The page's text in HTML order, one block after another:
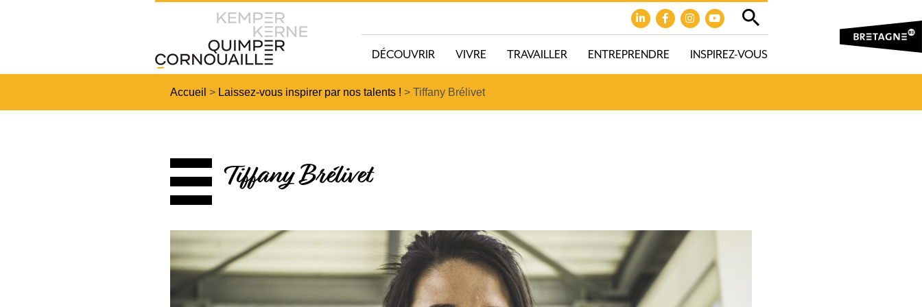
DÉCOUVRIR VIVRE TRAVAILLER ENTREPRENDRE INSPIREZ-VOUS
Accueil > Laissez-vous inspirer par nos talents ! >Tiffany Brélivet
Tiffany Brélivet